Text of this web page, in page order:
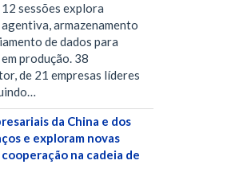
sessões explora
armazenamento
de dados para
produção. 38
de 21 empresas líderes
da China e dos
e exploram novas
na cadeia de